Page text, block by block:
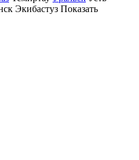
Экибастуз Показать